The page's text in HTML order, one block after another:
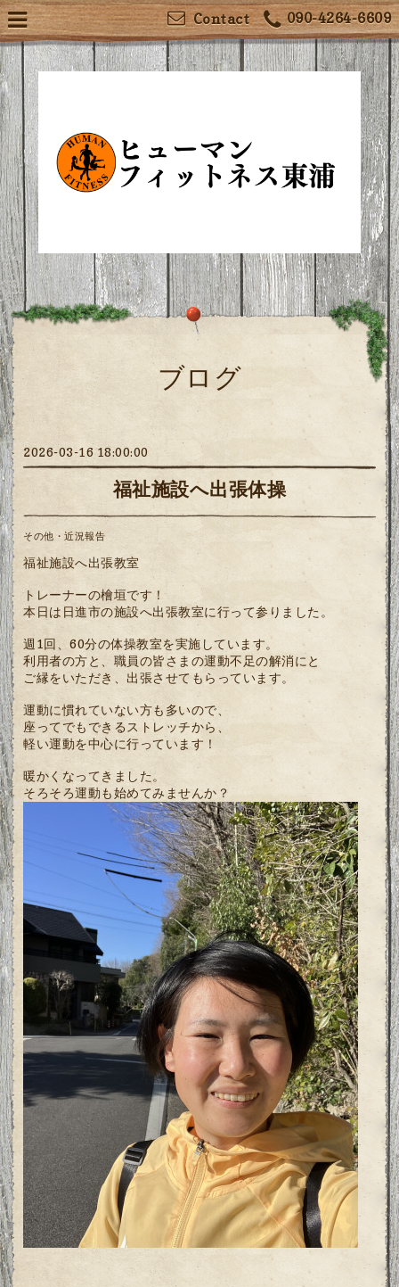
090-4264-6609
Contact
ブログ
2026-03-16 18:00:00
福祉施設へ出張体操
その他・近況報告
福祉施設へ出張教室
トレーナーの檜垣です！
本日は日進市の施設へ出張教室に行って参りました。
週1回、60分の体操教室を実施しています。
利用者の方と、職員の皆さまの運動不足の解消にと
ご縁をいただき、出張させてもらっています。
運動に慣れていない方も多いので、
座ってでもできるストレッチから、
軽い運動を中心に行っています！
暖かくなってきました。
そろそろ運動も始めてみませんか？